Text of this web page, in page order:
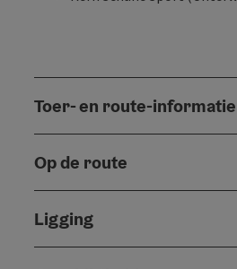
Toer- en route-informatie
Op de route
Ligging